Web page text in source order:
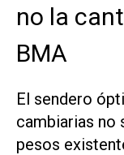
no la
BMA
El sendero
cambiarias no
pesos